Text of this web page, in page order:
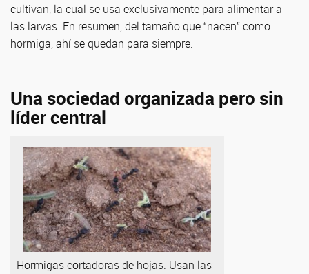
cultivan, la cual se usa exclusivamente para alimentar a
las larvas. En resumen, del tamaño que “nacen” como
hormiga, ahí se quedan para siempre.
Una sociedad organizada pero sin
líder central
Hormigas cortadoras de hojas. Usan las